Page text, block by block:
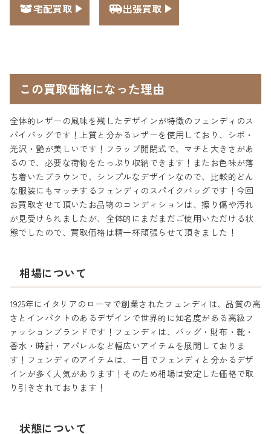
宅配買取 出張買取
この買取価格になった理由
全体的レザーの風味を残したデザインが特徴のフェンディのス
パイバッグです！上質と分かるレザーを使用しており、シボ・
光沢・艶が美しいです！フラップ開閉式で、マチと大きさがあ
るので、必要な荷物をたっぷり収納できます！またお色味が落
ち着いたブラウンで、シンプルなデザインなので、比較的どん
な服装にもマッチするフェンディのスパイクバッグです！今回
お買取させて頂いたお品物のコンディションは、擦り傷や汚れ
が見受けられましたが、全体的にまだまだご使用いただける状
態でしたので、買取価格は精一杯頑張らせて頂きました！
相場について
1925年にイタリアのローマで創業されたフェンディは、品質の高
さとインパクトのあるデザインで世界的に知名度がある高級フ
ァッションブランドです！フェンディは、バッグ・財布・靴・
香水・時計・アパレルなど幅広いアイテムを展開しておりま
す！フェンディのアイテムは、一目でフェンディと分かるデザ
インが多く人気があります！そのため相場は安定した価格で取
り引きされております！
状態について